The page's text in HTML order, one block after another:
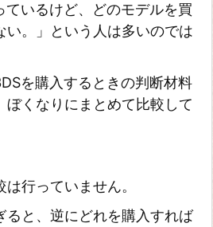
ているけど、どのモデルを買
い。」という人は多いのでは
を購入するときの判断材料
ぼくなりにまとめて比較して
行っていません。
ると、逆にどれを購入すれば